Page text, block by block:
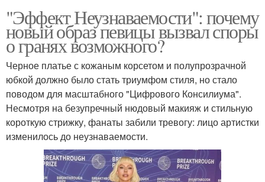
"Эффект Неузнаваемости": почему
новый образ певицы вызвал споры
о гранях возможного?
Черное платье с кожаным корсетом и полупрозрачной
юбкой должно было стать триумфом стиля, но стало
поводом для масштабного "Цифрового Консилиума".
Несмотря на безупречный нюдовый макияж и стильную
короткую стрижку, фанаты забили тревогу: лицо артистки
изменилось до неузнаваемости.